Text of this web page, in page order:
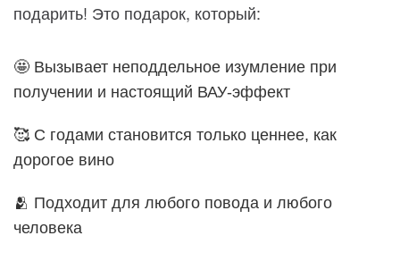
подарить! Это подарок, который:
🤩 Вызывает неподдельное изумление при
получении и настоящий ВАУ-эффект
🥰 С годами становится только ценнее, как
дорогое вино
🫂 Подходит для любого повода и любого
человека